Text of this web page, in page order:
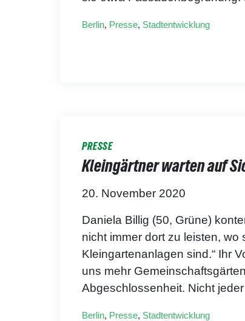
Berlin, Presse, Stadtentwicklung
PRESSE
Kleingärtner warten auf
20. November 2020
Daniela Billig (50, Grüne)
nicht immer dort zu leisten, wo
Kleingartenanlagen sind.“ Ihr
uns mehr
Abgeschlossenheit. Nicht
Berlin, Presse, Stadtentwicklung